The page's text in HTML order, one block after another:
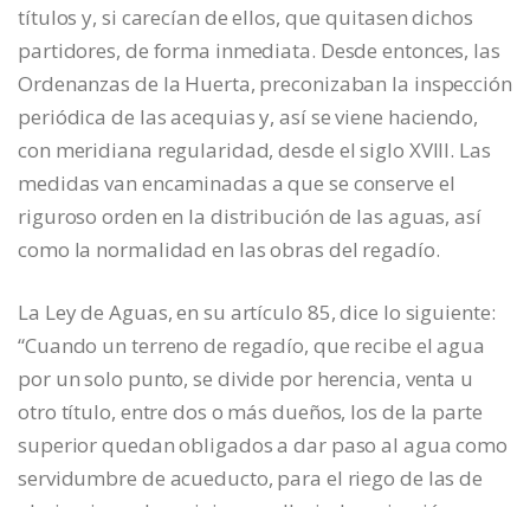
títulos y, si carecían de ellos, que quitasen dichos
partidores, de forma inmediata. Desde entonces, las
Ordenanzas de la Huerta, preconizaban la inspección
periódica de las acequias y, así se viene haciendo,
con meridiana regularidad, desde el siglo XVIII. Las
medidas van encaminadas a que se conserve el
riguroso orden en la distribución de las aguas, así
como la normalidad en las obras del regadío.
La Ley de Aguas, en su artículo 85, dice lo siguiente:
“Cuando un terreno de regadío, que recibe el agua
por un solo punto, se divide por herencia, venta u
otro título, entre dos o más dueños, los de la parte
superior quedan obligados a dar paso al agua como
servidumbre de acueducto, para el riego de las de